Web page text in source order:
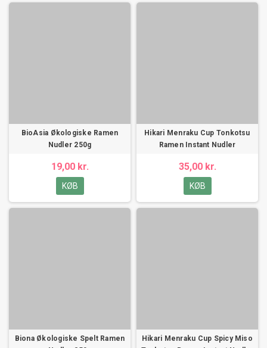
BioAsia Økologiske Ramen
Nudler 250g
19,00 kr.
KØB
Hikari Menraku Cup Tonkotsu
Ramen Instant Nudler
35,00 kr.
KØB
Biona Økologiske Spelt Ramen
Hikari Menraku Cup Spicy Miso